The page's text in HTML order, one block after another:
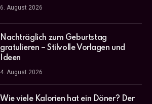
6. August 2026
Nachträglich zum Geburtstag
gratulieren – Stilvolle Vorlagen und
Ideen
4. August 2026
Wie viele Kalorien hat ein Döner? Der